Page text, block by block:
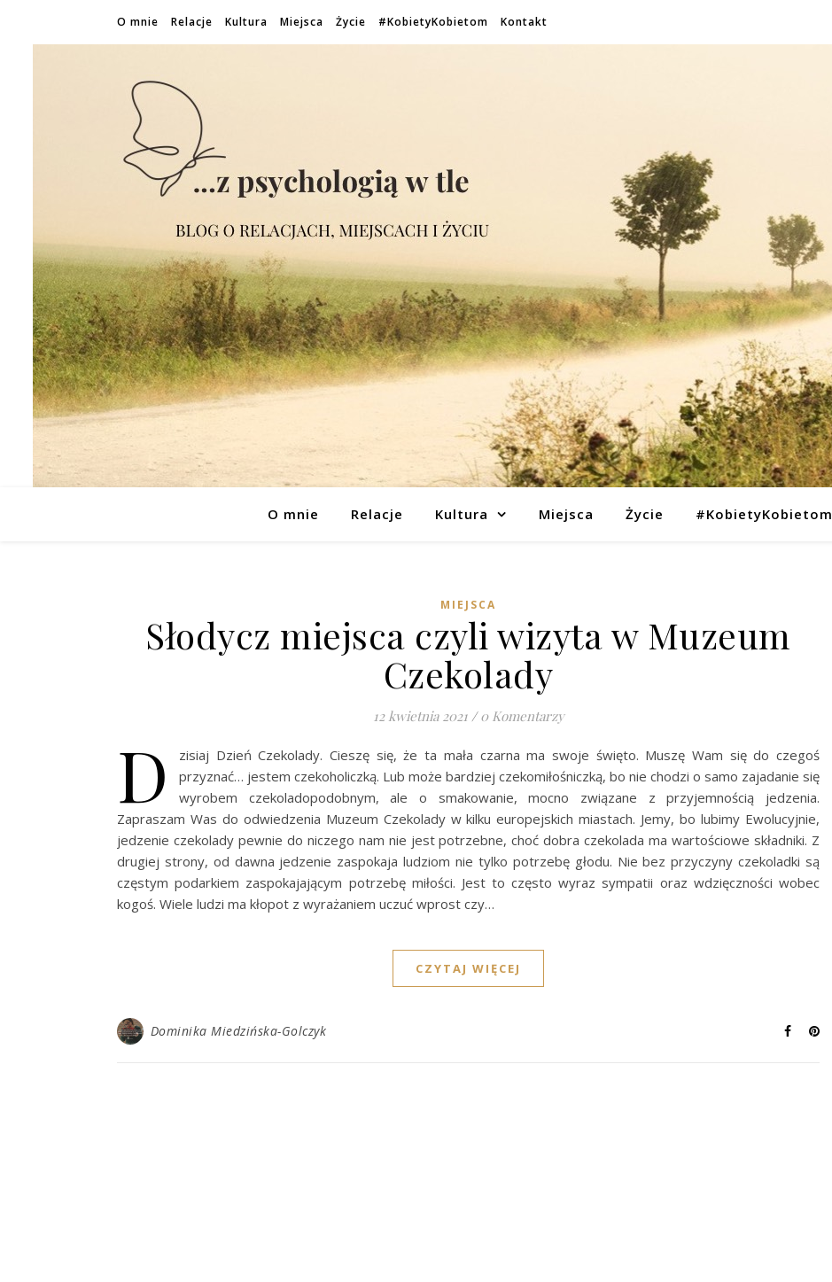
O mnie Relacje Kultura Miejsca Życie #KobietyKobietom Kontakt
O mnie Relacje Kultura Miejsca Życie #KobietyKobietom
MIEJSCA
Słodycz miejsca czyli wizyta w Muzeum
Czekolady
12 kwietnia 2021 / 0 Komentarzy
D
zisiaj Dzień Czekolady. Cieszę się, że ta mała czarna ma swoje święto. Muszę Wam się do czegoś
przyznać… jestem czekoholiczką. Lub może bardziej czekomiłośniczką, bo nie chodzi o samo zajadanie się
wyrobem czekoladopodobnym, ale o smakowanie, mocno związane z przyjemnością jedzenia.
Zapraszam Was do odwiedzenia Muzeum Czekolady w kilku europejskich miastach. Jemy, bo lubimy Ewolucyjnie,
jedzenie czekolady pewnie do niczego nam nie jest potrzebne, choć dobra czekolada ma wartościowe składniki. Z
drugiej strony, od dawna jedzenie zaspokaja ludziom nie tylko potrzebę głodu. Nie bez przyczyny czekoladki są
częstym podarkiem zaspokajającym potrzebę miłości. Jest to często wyraz sympatii oraz wdzięczności wobec
kogoś. Wiele ludzi ma kłopot z wyrażaniem uczuć wprost czy…
CZYTAJ WIĘCEJ
Dominika Miedzińska-Golczyk